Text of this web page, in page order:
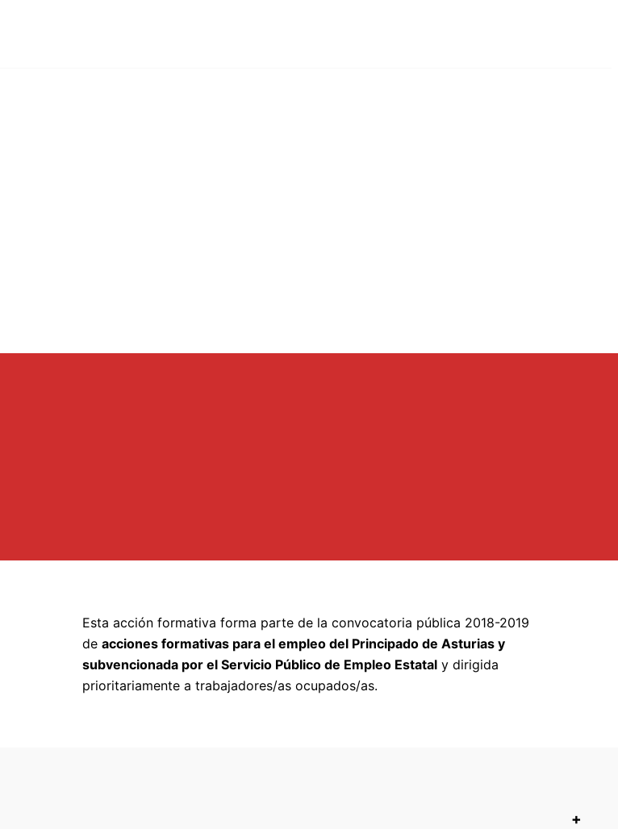
Esta acción formativa forma parte de la convocatoria pública 2018-2019
de acciones formativas para el empleo del Principado de Asturias y
subvencionada por el Servicio Público de Empleo Estatal y dirigida
prioritariamente a trabajadores/as ocupados/as.
+